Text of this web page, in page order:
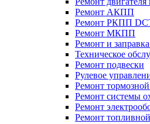
Ремонт АКПП
Ремонт РКПП
Ремонт МКПП
Ремонт и
Техническое
Ремонт подвески
Рулевое
Ремонт
Ремонт системы
Ремонт
Ремонт